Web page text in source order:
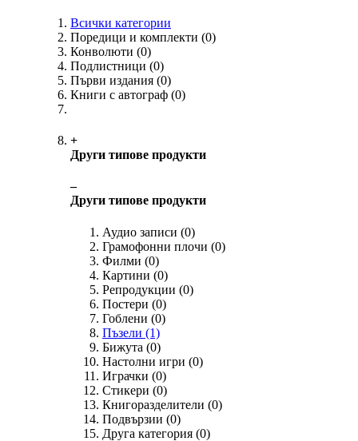
Всички категории
Поредици и комплекти (0)
Конволюти (0)
Подлистници (0)
Първи издания (0)
Книги с автограф (0)
+
Други типове продукти
‒
Други типове продукти
Аудио записи (0)
Грамофонни плочи (0)
Филми (0)
Картини (0)
Репродукции (0)
Постери (0)
Гоблени (0)
Пъзели (1)
Бижута (0)
Настолни игри (0)
Играчки (0)
Стикери (0)
Книгоразделители (0)
Подвързии (0)
Друга категория (0)